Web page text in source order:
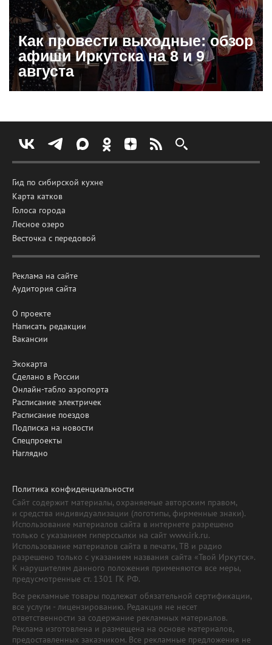
Как провести выходные: обзор
афиши Иркутска на 8 и 9
августа
Гид по сибирской кухне
Карта катков
Голоса города
Лесное озеро
Весточка с передовой
Реклама на сайте
Аудитория сайта
О проекте
Написать редакции
Вакансии
Экокарта
Сделано в России
Онлайн-табло аэропорта
Расписание электричек
Расписание поездов
Подписка на новости
Спецпроекты
Наглядно
Политика конфиденциальности
Сайт содержит материалы, охраняемые авторским правом,
и средства индивидуализации (логотипы, фирменные знаки).
Использование материалов сайта в интернете разрешено
только с указанием гиперссылки на сайт www.irk.ru.
Использование материалов сайта в печати, ТВ и радио
разрешено только с указанием названия сайта «Твой Иркутск».
К нарушителям данного положения применяются все меры,
предусмотренные ст. 1301 ГК РФ.
Все рекламные товары подлежат обязательной сертификации,
все услуги - лицензированию. Редакция не несет
ответственности за содержание рекламных материалов.
Реклама изготовлена и размещена на основе материалов,
предоставленных заказчиком. Все рекламные предложения не